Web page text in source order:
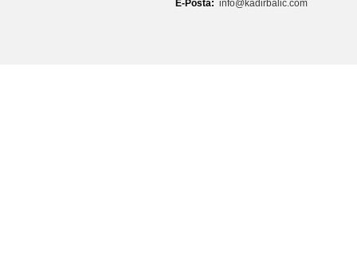
E-Posta: info@kadirbalic.com